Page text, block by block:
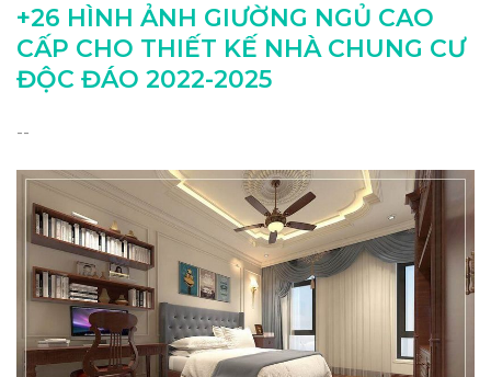
+26 HÌNH ẢNH GIƯỜNG NGỦ CAO
CẤP CHO THIẾT KẾ NHÀ CHUNG CƯ
ĐỘC ĐÁO 2022-2025
--